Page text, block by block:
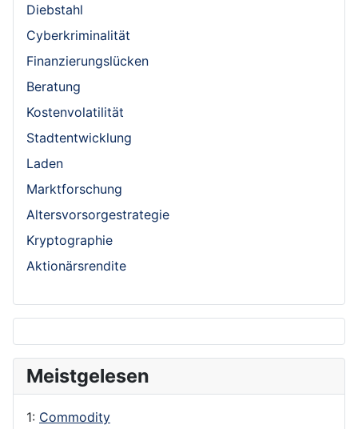
Diebstahl
Cyberkriminalität
Finanzierungslücken
Beratung
Kostenvolatilität
Stadtentwicklung
Laden
Marktforschung
Altersvorsorgestrategie
Kryptographie
Aktionärsrendite
Meistgelesen
1: Commodity